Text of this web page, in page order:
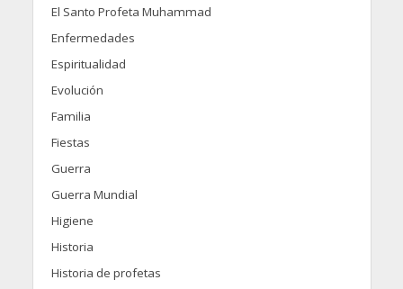
El Santo Profeta Muhammad
Enfermedades
Espiritualidad
Evolución
Familia
Fiestas
Guerra
Guerra Mundial
Higiene
Historia
Historia de profetas